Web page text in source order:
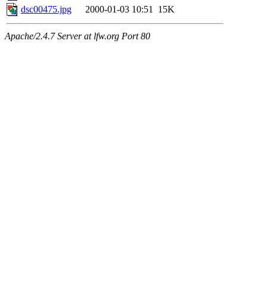
dsc00475.jpg
2000-01-03 10:51 15K
Apache/2.4.7 Server at lfw.org Port 80